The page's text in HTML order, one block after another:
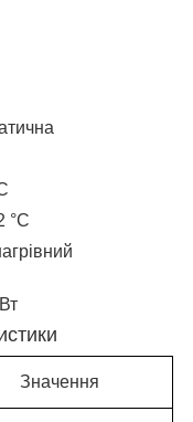
°C
Значення